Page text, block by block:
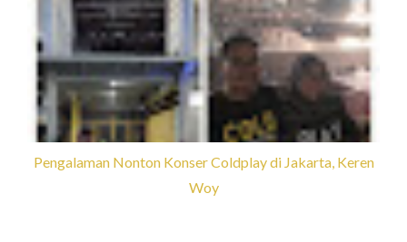
Pengalaman Nonton Konser Coldplay di Jakarta, Keren
Woy